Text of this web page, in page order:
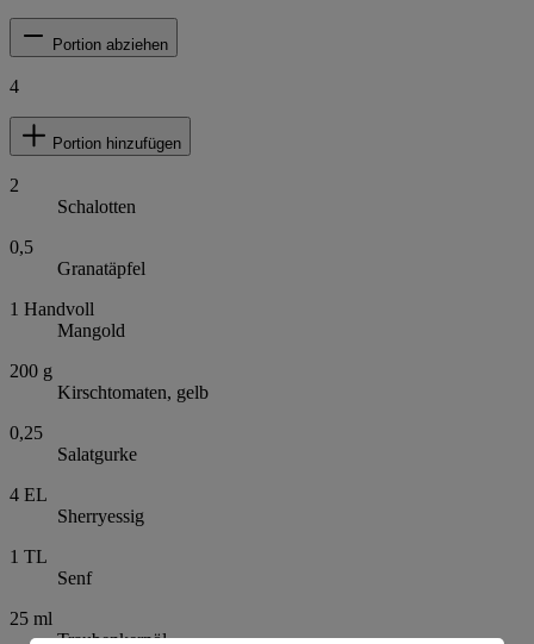
Portion abziehen
4
Portion hinzufügen
2
Schalotten
0,5
Granatäpfel
1 Handvoll
Mangold
200 g
Kirschtomaten, gelb
0,25
Salatgurke
4 EL
Sherryessig
1 TL
Senf
25 ml